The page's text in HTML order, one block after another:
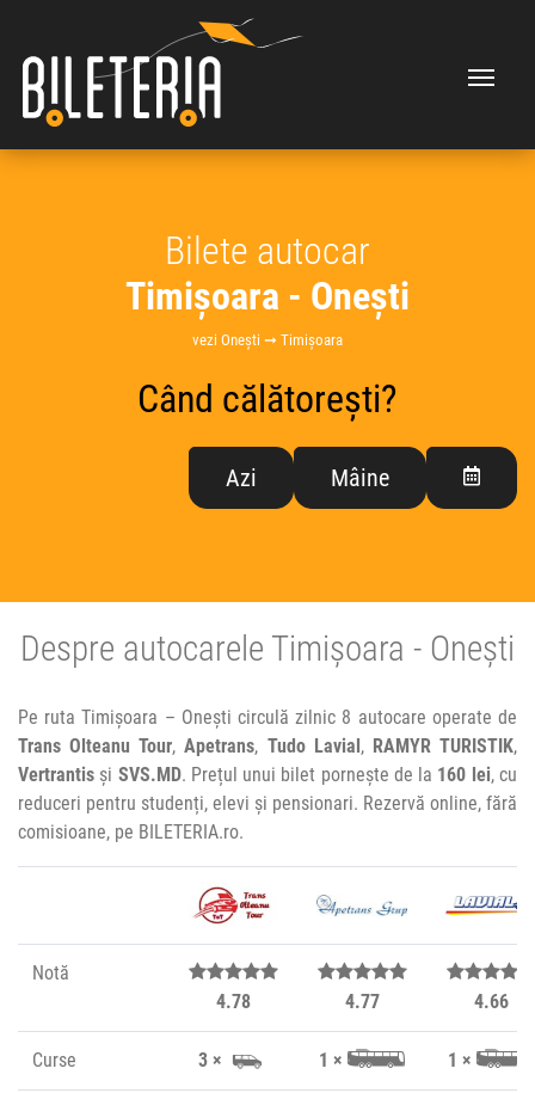
Bilete autocar
Timișoara - Onești
vezi Onești ➞ Timișoara
Când călătorești?
Azi Mâine
Despre autocarele Timișoara - Onești
Pe ruta Timișoara – Onești circulă zilnic 8 autocare operate de
Trans Olteanu Tour,Apetrans, Tudo Lavial , RAMYR TURISTIK,
Vertrantis și SVS.MD. Prețul unui bilet pornește de la 160 lei, cu
reduceri pentru studenți, elevi și pensionari. Rezervă online, fără
comisioane, pe BILETERIA.ro.
Notă
4.78
4.77 4.66
Curse 3 × 1 × 1 ×